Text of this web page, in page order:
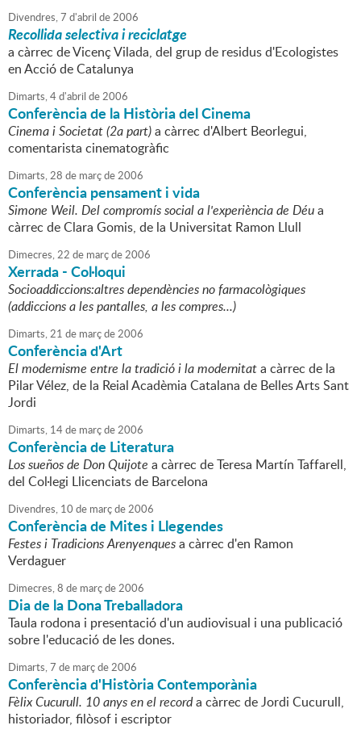
Divendres,7 d'abril de2006
Recollida selectiva i reciclatge
a càrrec de Vicenç Vilada, del grup de residus d'Ecologistes
en Acció de Catalunya
Dimarts,4d'abril de2006
Conferència de la Història del Cinema
Cinema i Societat (2a part)a càrrec d'Albert Beorlegui,
comentarista cinematogràfic
Dimarts,28 de marçde2006
Conferència pensament i vida
Simone Weil. Del compromís social a l'experiència de Déua
càrrec de Clara Gomis, de la Universitat Ramon Llull
Dimecres,22 de marçde2006
Xerrada - Col·loqui
Socioaddiccions:altres dependències no farmacològiques
(addiccions a les pantalles, a les compres...)
Dimarts,21 de marçde2006
Conferència d'Art
El modernisme entre la tradició i la modernitata càrrec de la
Pilar Vélez, de la Reial Acadèmia Catalana de Belles Arts Sant
Jordi
Dimarts, 14de marçde2006
Conferència de Literatura
Los sueños de Don Quijote a càrrec de Teresa Martín Taffarell,
del Col·legi Llicenciats de Barcelona
Divendres, 10 de marçde2006
Conferència de Mites i Llegendes
Festes i Tradicions Arenyenquesa càrrec d'en Ramon
Verdaguer
Dimecres,8 de marçde2006
Dia de la Dona Treballadora
Taula rodona i presentació d'un audiovisual i una publicació
sobre l'educació de les dones.
Dimarts,7 de marçde2006
Conferència d'Història Contemporània
Fèlix Cucurull. 10 anys en el recorda càrrec de Jordi Cucurull,
historiador, filòsof i escriptor